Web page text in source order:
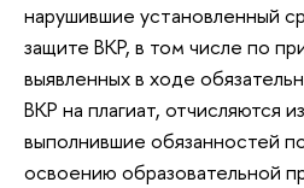
нарушившие установленный
защите ВКР, в том числе по
выявленных в ходе
ВКР на плагиат, отчисляются
выполнившие обязанностей
освоению образовательной